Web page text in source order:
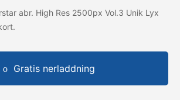
abr. High Res 2500px Vol.3 Unik Lyx
Gratis nerladdning